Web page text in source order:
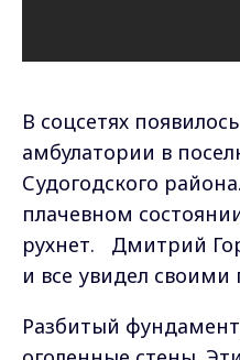
В соцсетях
амбулатории в
Судогодского
плачевном
рухнет. Дмитрий
и все увидел своими
Разбитый